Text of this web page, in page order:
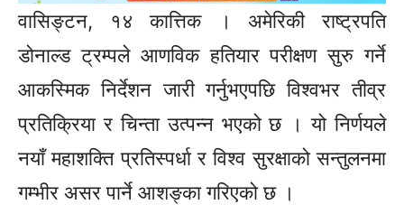
वासिङ्टन, १४ कात्तिक । अमेरिकी राष्ट्रपति
डोनाल्ड ट्रम्पले आणविक हतियार परीक्षण सुरु गर्ने
आकस्मिक निर्देशन जारी गर्नुभएपछि विश्वभर तीव्र
प्रतिक्रिया र चिन्ता उत्पन्न भएको छ । यो निर्णयले
नयाँ महाशक्ति प्रतिस्पर्धा र विश्व सुरक्षाको सन्तुलनमा
गम्भीर असर पार्ने आशङ्का गरिएको छ ।